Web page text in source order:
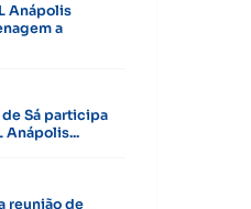
Anápolis
a
Sá participa
Anápolis...
reunião de